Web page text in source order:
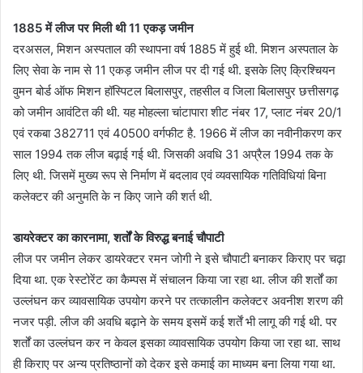
1885 में लीज पर मिली थी 11 एकड़ जमीन
दरअसल, मिशन अस्पताल की स्थापना वर्ष 1885 में हुई थी. मिशन अस्पताल के
लिए सेवा के नाम से 11 एकड़ जमीन लीज पर दी गई थी. इसके लिए क्रिश्चियन
वुमन बोर्ड ऑफ मिशन हॉस्पिटल बिलासपुर, तहसील व जिला बिलासपुर छत्तीसगढ़
को जमीन आवंटित की थी. यह मोहल्ला चांटापारा शीट नंबर 17, प्लाट नंबर 20/1
एवं रकबा 382711 एवं 40500 वर्गफीट है. 1966 में लीज का नवीनीकरण कर
साल 1994 तक लीज बढ़ाई गई थी. जिसकी अवधि 31 अप्रैल 1994 तक के
लिए थी. जिसमें मुख्य रूप से निर्माण में बदलाव एवं व्यवसायिक गतिविधियां बिना
कलेक्टर की अनुमति के न किए जाने की शर्त थी.
डायरेक्टर का कारनामा, शर्तों के विरुद्ध बनाई चौपाटी
लीज पर जमीन लेकर डायरेक्टर रमन जोगी ने इसे चौपाटी बनाकर किराए पर चढ़ा
दिया था. एक रेस्टोरेंट का कैम्पस में संचालन किया जा रहा था. लीज की शर्तों का
उल्लंघन कर व्यावसायिक उपयोग करने पर तत्कालीन कलेक्टर अवनीश शरण की
नजर पड़ी. लीज की अवधि बढ़ाने के समय इसमें कई शर्तें भी लागू की गई थी. पर
शर्तों का उल्लंघन कर न केवल इसका व्यावसायिक उपयोग किया जा रहा था. साथ
ही किराए पर अन्य प्रतिष्ठानों को देकर इसे कमाई का माध्यम बना लिया गया था.